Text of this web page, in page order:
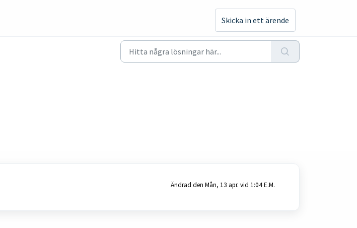
Skicka in ett ärende
Ändrad den Mån, 13 apr. vid 1:04 E.M.